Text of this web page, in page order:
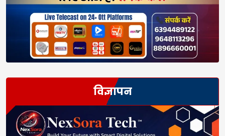
विज्ञापन